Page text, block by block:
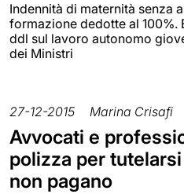
Indennità di maternità senza
formazione dedotte al
ddl sul lavoro autonomo
dei Ministri
27-12-2015 Marina Crisafi
Avvocati e
polizza per
non pagano